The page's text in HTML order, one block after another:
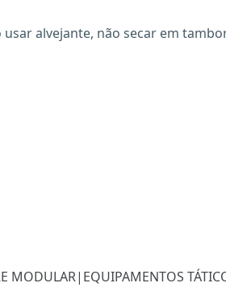
alvejante, não secar em
MODULAR| EQUIPAMENTOS